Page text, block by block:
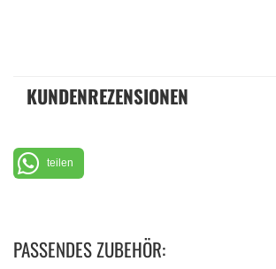
KUNDENREZENSIONEN
teilen
PASSENDES ZUBEHÖR: